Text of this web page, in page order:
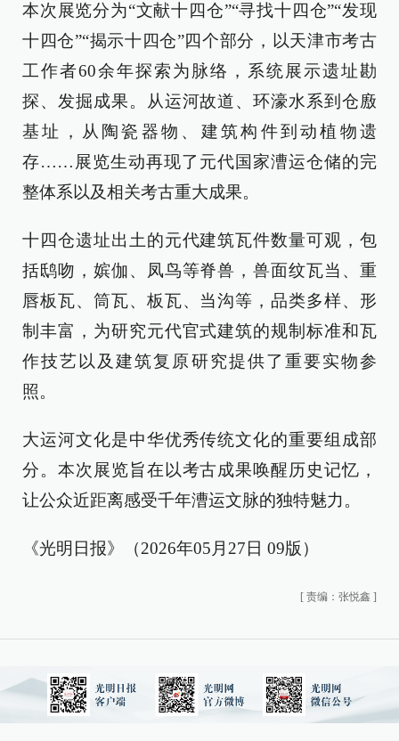
本次展览分为“文献十四仓”“寻找十四仓”“发现
十四仓”“揭示十四仓”四个部分，以天津市考古
工作者60余年探索为脉络，系统展示遗址勘
探、发掘成果。从运河故道、环濠水系到仓廒
基址，从陶瓷器物、建筑构件到动植物遗
存……展览生动再现了元代国家漕运仓储的完
整体系以及相关考古重大成果。
十四仓遗址出土的元代建筑瓦件数量可观，包
括鸱吻，嫔伽、凤鸟等脊兽，兽面纹瓦当、重
唇板瓦、筒瓦、板瓦、当沟等，品类多样、形
制丰富，为研究元代官式建筑的规制标准和瓦
作技艺以及建筑复原研究提供了重要实物参
照。
大运河文化是中华优秀传统文化的重要组成部
分。本次展览旨在以考古成果唤醒历史记忆，
让公众近距离感受千年漕运文脉的独特魅力。
《光明日报》（2026年05月27日 09版）
[ 责编：张悦鑫 ]